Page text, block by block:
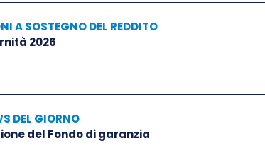
A SOSTEGNO DEL REDDITO
2026
DEL GIORNO
del Fondo di garanzia